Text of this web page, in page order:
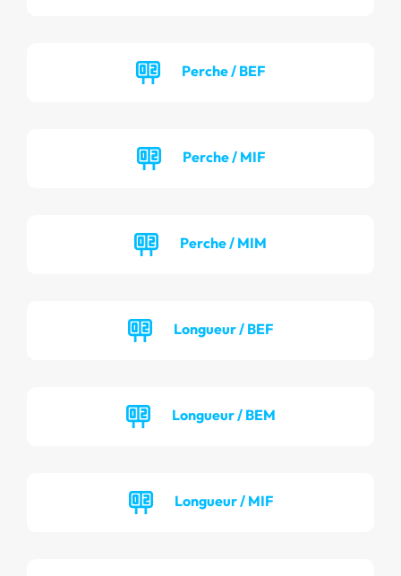
Perche / BEF
Perche / MIF
Perche / MIM
Longueur / BEF
Longueur / BEM
Longueur / MIF